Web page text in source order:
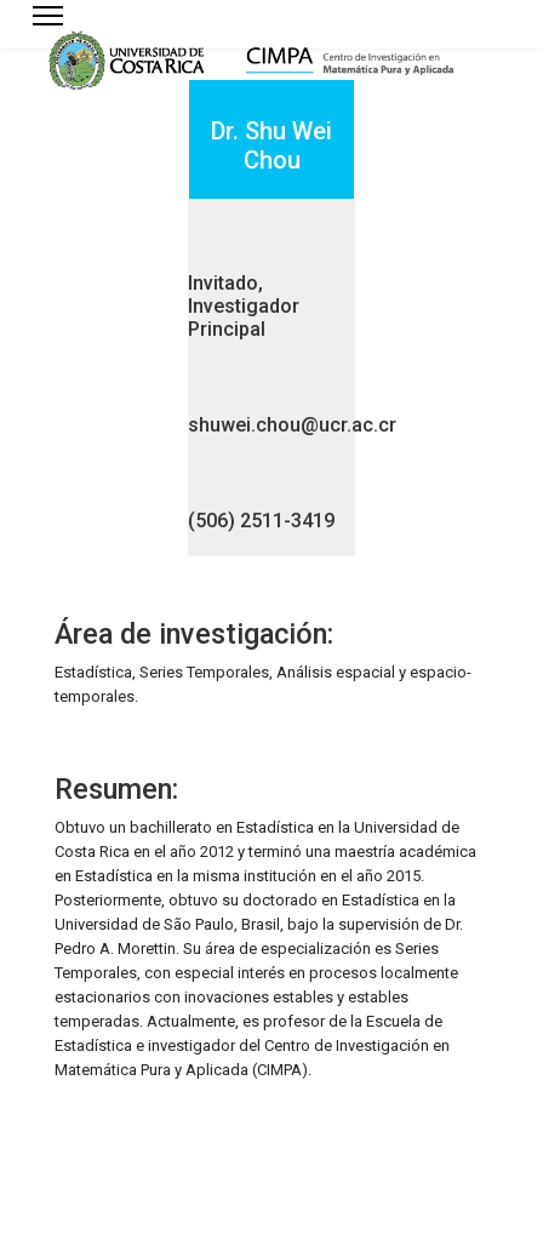
Dr. Shu Wei
Chou
Invitado,
Investigador
Principal
shuwei.chou@ucr.ac.cr
(506) 2511-3419
Área de investigación:
Estadística, Series Temporales, Análisis espacial y espacio-
temporales.
Resumen:
Obtuvo un bachillerato en Estadística en la Universidad de
Costa Rica en el año 2012 y terminó una maestría académica
en Estadística en la misma institución en el año 2015.
Posteriormente, obtuvo su doctorado en Estadística en la
Universidad de São Paulo, Brasil, bajo la supervisión de Dr.
Pedro A. Morettin. Su área de especialización es Series
Temporales, con especial interés en procesos localmente
estacionarios con inovaciones estables y estables
temperadas. Actualmente, es profesor de la Escuela de
Estadística e investigador del Centro de Investigación en
Matemática Pura y Aplicada (CIMPA).